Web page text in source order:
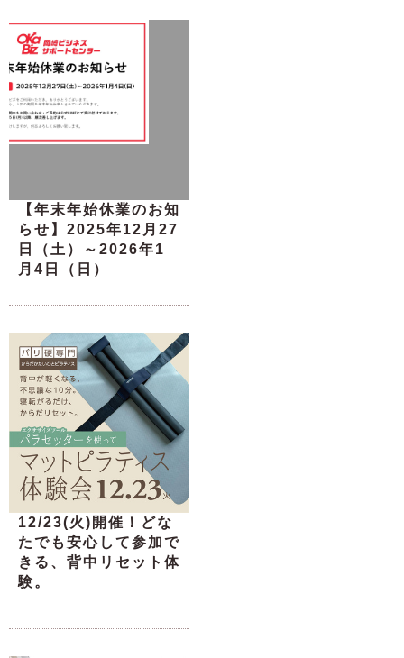
【年末年始休業のお知
らせ】2025年12月27
日（土）～2026年1
月4日（日）
12/23(火)開催！どな
たでも安心して参加で
きる、背中リセット体
験。